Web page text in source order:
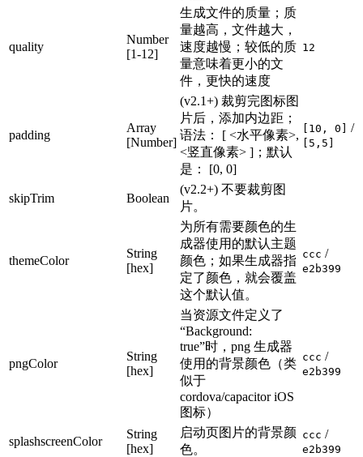
quality
Number
[1-12]
生成文件的质量；质
量越高，文件越大，
速度越慢；较低的质
量意味着更小的文
件，更快的速度
12
padding
Array
[Number]
(v2.1+) 裁剪完图标图
片后，添加内边距；
语法： [ <水平像素>,
<竖直像素> ]；默认
是： [0, 0]
[10, 0] /
[5,5]
skipTrim Boolean
(v2.2+) 不要裁剪图
片。
themeColor
String
[hex]
为所有需要颜色的生
成器使用的默认主题
颜色；如果生成器指
定了颜色，就会覆盖
这个默认值。
ccc /
e2b399
pngColor
String
[hex]
当资源文件定义了
“Background:
true”时，png 生成器
使用的背景颜色（类
似于
cordova/capacitor iOS
图标）
ccc /
e2b399
splashscreenColor
String
[hex]
启动页图片的背景颜
色。
ccc /
e2b399